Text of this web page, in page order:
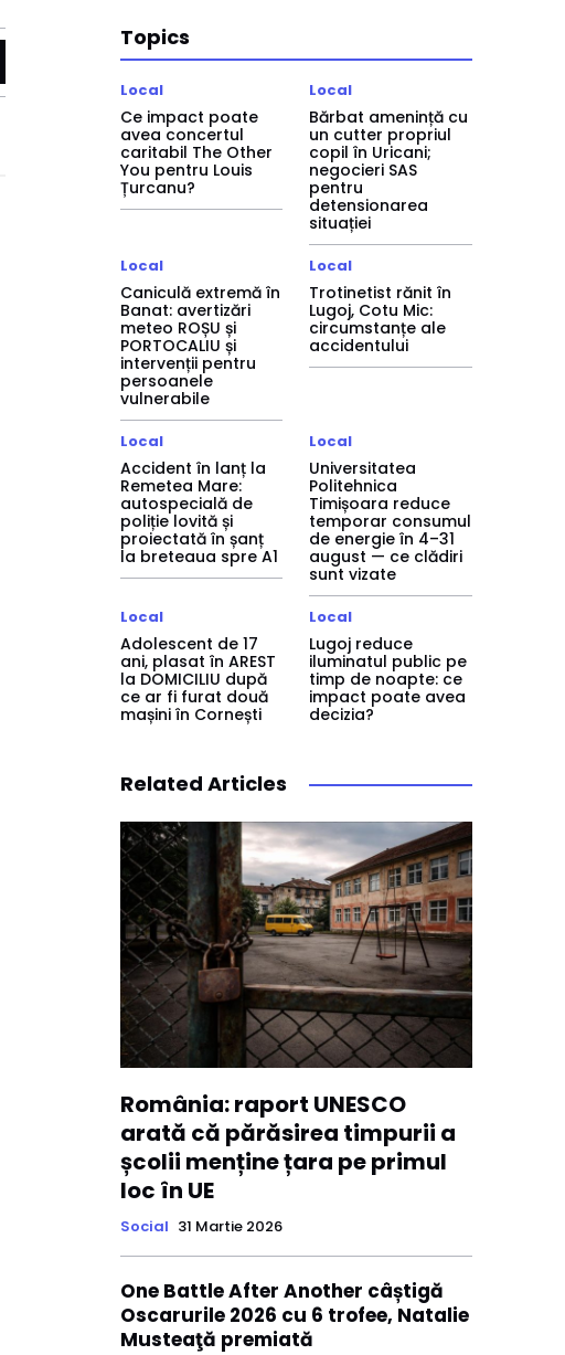
Topics
Local
Ce impact poate
avea concertul
caritabil The Other
You pentru Louis
Țurcanu?
Local
Bărbat amenință cu
un cutter propriul
copil în Uricani;
negocieri SAS
pentru
detensionarea
situației
Local
Caniculă extremă în
Banat: avertizări
meteo ROȘU și
PORTOCALIU și
intervenții pentru
persoanele
vulnerabile
Local
Trotinetist rănit în
Lugoj, Cotu Mic:
circumstanțe ale
accidentului
Local
Accident în lanț la
Remetea Mare:
autospecială de
poliție lovită și
proiectată în șanț
la breteaua spre A1
Local
Universitatea
Politehnica
Timișoara reduce
temporar consumul
de energie în 4–31
august — ce clădiri
sunt vizate
Local
Adolescent de 17
ani, plasat în AREST
la DOMICILIU după
ce ar fi furat două
mașini în Cornești
Local
Lugoj reduce
iluminatul public pe
timp de noapte: ce
impact poate avea
decizia?
Related Articles
România: raport UNESCO
arată că părăsirea timpurii a
școlii menține țara pe primul
loc în UE
Social 31 Martie 2026
One Battle After Another câștigă
Oscarurile 2026 cu 6 trofee, Natalie
Musteaţă premiată